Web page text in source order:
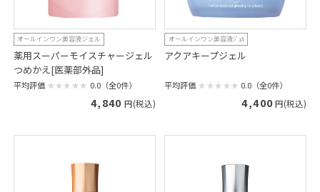
オールインワン美容液ジェル
薬用スーパーモイスチャージェル
つめかえ[医薬部外品]
平均評価 0.0（全0件）
4,840 円(税込)
オールインワン美容液ｼﾞｪﾙ
アクアキープジェル
平均評価 0.0（全0件）
4,400 円(税込)